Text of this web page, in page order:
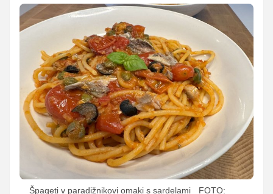
Špageti v paradižnikovi omaki s sardelami
FOTO: